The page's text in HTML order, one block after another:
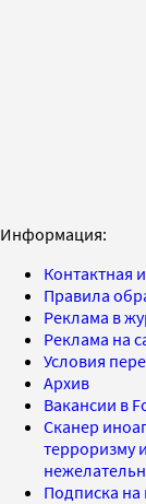
Информация:
Контактная
Правила
Реклама в
Реклама на
Условия
Архив
Вакансии в
Сканер
терроризму
Подписка